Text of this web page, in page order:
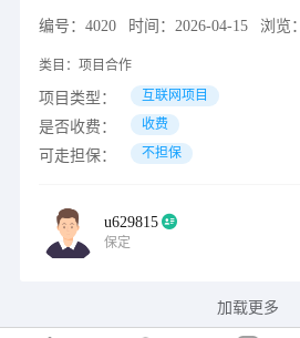
编号： 4020 时间： 2026-04-15 浏览：
类目： 项目合作
项目类型： 互联网项目
是否收费： 收费
可走担保： 不担保
u629815
保定
加载更多